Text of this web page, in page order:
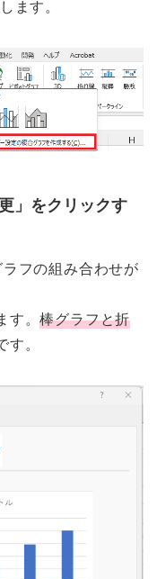
ます。
」をクリックす
フの組み合わせが
す。棒グラフと折
す。